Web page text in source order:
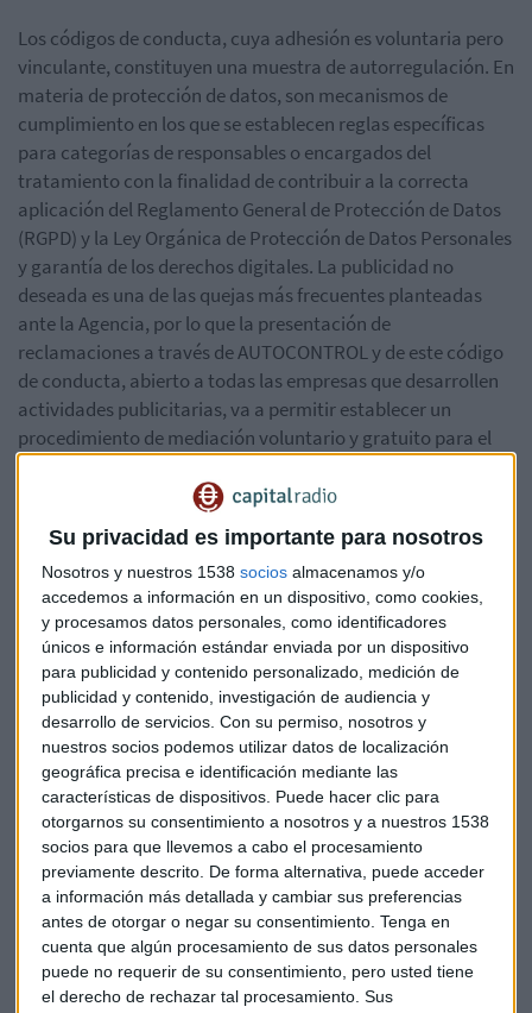
Su privacidad es importante para nosotros
Nosotros y nuestros 1538 socios almacenamos y/o
accedemos a información en un dispositivo, como cookies,
y procesamos datos personales, como identificadores
únicos e información estándar enviada por un dispositivo
para publicidad y contenido personalizado, medición de
publicidad y contenido, investigación de audiencia y
desarrollo de servicios. Con su permiso, nosotros y
nuestros socios podemos utilizar datos de localización
geográfica precisa e identificación mediante las
características de dispositivos. Puede hacer clic para
otorgarnos su consentimiento a nosotros y a nuestros 1538
socios para que llevemos a cabo el procesamiento
previamente descrito. De forma alternativa, puede acceder
a información más detallada y cambiar sus preferencias
antes de otorgar o negar su consentimiento. Tenga en
cuenta que algún procesamiento de sus datos personales
puede no requerir de su consentimiento, pero usted tiene
el derecho de rechazar tal procesamiento. Sus
Los códigos de conducta, cuya adhesión es voluntaria pero
vinculante, constituyen una muestra de autorregulación. En
materia de protección de datos, son mecanismos de
cumplimiento en los que se establecen reglas específicas
para categorías de responsables o encargados del
tratamiento con la finalidad de contribuir a la correcta
aplicación del Reglamento General de Protección de Datos
(RGPD) y la Ley Orgánica de Protección de Datos Personales
y garantía de los derechos digitales. La publicidad no
deseada es una de las quejas más frecuentes planteadas
ante la Agencia, por lo que la presentación de
reclamaciones a través de AUTOCONTROL y de este código
de conducta, abierto a todas las empresas que desarrollen
actividades publicitarias, va a permitir establecer un
procedimiento de mediación voluntario y gratuito para el
ciudadano para dar una respuesta más ágil a las
reclamaciones que los ciudadanos planteen en esta materia
frente a las entidades adheridas.
La evolución tecnológica ha transformado la publicidad,
permitiendo no solo llegar a más personas, sino hacerlo
teniendo en cuenta sus intereses, hábitos, datos
demográficos, etc. Fenómenos como el big data, el cloud
computing o el internet de las cosas pueden aportar
valiosos beneficios, pero su uso debe abordarse siempre
respetando los derechos de los usuarios y, entre ellos, el
derecho a la protección de datos. Esto implica, por un lado,
la obligación de demostrar una responsabilidad proactiva,
cumpliendo los principios de protección de datos, entre
ellos, la protección de datos desde el diseño; y, por otro lado,
la necesidad de ofrecer una forma ágil, efectiva y sencilla de
resolver las posibles controversias que puedan producirse.
Este código de conducta se aplica a los tratamientos de
datos con fines publicitarios o que versen sobre publicidad